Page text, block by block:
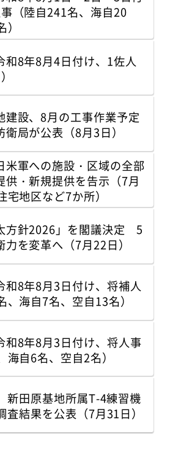
（陸自241名、海自20
8年8月4日付け、1佐人
建設、8月の工事作業予定
局が公表（8月3日）
米軍への施設・区域の全部
供・新規提供を告示（7月
地区など7か所）
方針2026」を閣議決定 5
を変革へ（7月22日）
8年8月3日付け、将補人
、海自7名、空自13名）
8年8月3日付け、将人事
海自6名、空自2名）
新田原基地所属T-4練習機
査結果を公表（7月31日）